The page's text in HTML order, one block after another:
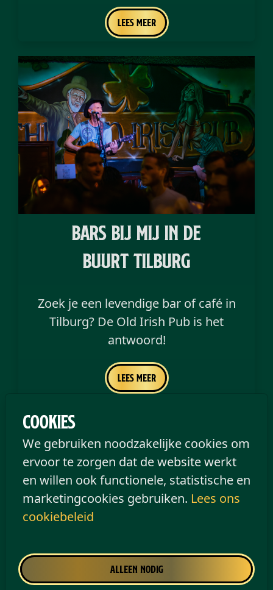
Cookies
We gebruiken noodzakelijke cookies om
ervoor te zorgen dat de website werkt
en willen ook functionele, statistische en
marketingcookies gebruiken.
Lees ons
cookiebeleid
Alleen nodig
Lees meer
bars bij mij in de
buurt Tilburg
Zoek je een levendige bar of café in
Tilburg? De Old Irish Pub is het
antwoord!
Lees meer